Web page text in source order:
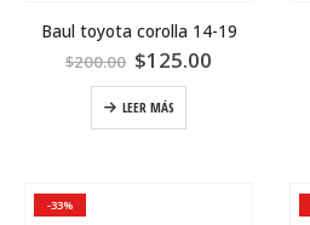
Baul toyota corolla 14-19
$200.00 $125.00
LEER MÁS
-33%